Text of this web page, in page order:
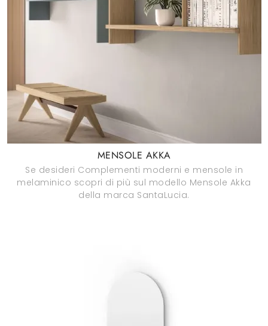
MENSOLE AKKA
Se desideri Complementi moderni e mensole in
melaminico scopri di più sul modello Mensole Akka
della marca SantaLucia.